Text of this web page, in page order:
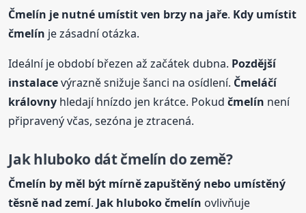
Čmelín je nutné umístit ven brzy na jaře. Kdy umístit
čmelín je zásadní otázka.
Ideální je období březen až začátek dubna. Pozdější
instalacevýrazně snižuje šanci na osídlení. Čmeláčí
královny hledají hnízdo jen krátce. Pokudčmelín není
připravený včas, sezóna je ztracená.
Jak hluboko dátčmelín do země?
Čmelín by měl být mírně zapuštěný nebo umístěný
těsně nad zemí. Jak hlubokočmelín ovlivňuje